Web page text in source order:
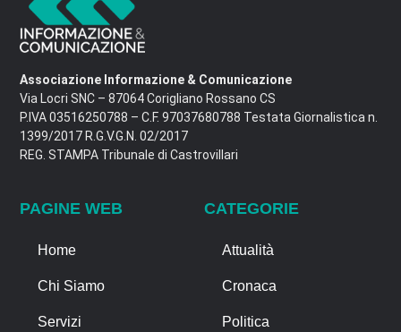
Associazione Informazione & Comunicazione
Via Locri SNC – 87064 Corigliano Rossano CS
P.IVA 03516250788 – C.F. 97037680788 Testata Giornalistica n.
1399/2017 R.G.V.G.N. 02/2017
REG. STAMPA Tribunale di Castrovillari
PAGINE WEB
Home
Chi Siamo
Servizi
CATEGORIE
Attualità
Cronaca
Politica